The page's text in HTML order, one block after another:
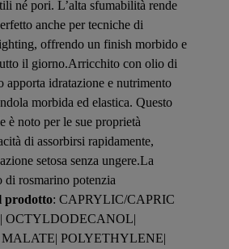
né pori. L’alta sfumabilità rende
anche per tecniche di
offrendo un finish morbido e
il giorno.Arricchito con olio di
apporta idratazione e nutrimento
morbida ed elastica. Questo
è noto per le sue proprietà
di assorbirsi rapidamente,
setosa senza ungere.La
di rosmarino potenzia
prodotto: CAPRYLIC/CAPRIC
OCTYLDODECANOL|
POLYETHYLENE|